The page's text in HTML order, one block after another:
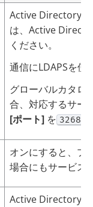
Active Directoryの
は、Active
ください。
通信にLDAPSを使
グローバルカタロ
合、対応するサー
[ポート] を 3268
オンにすると、プ
場合にもサービス
Active Directoryの